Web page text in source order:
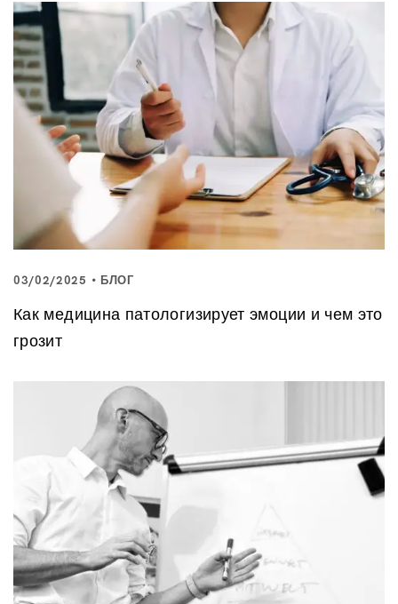
03/02/2025 БЛОГ
Как медицина патологизирует эмоции и чем это
грозит